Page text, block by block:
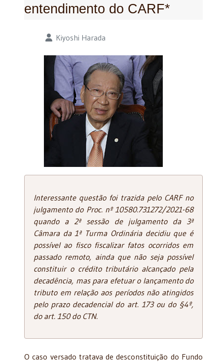
entendimento do CARF*
Detalhes Kiyoshi Harada
Interessante questão foi trazida pelo CARF no
julgamento do Proc. nº 10580.731272/2021-68
quando a 2ª sessão de julgamento da 3ª
Câmara da 1ª Turma Ordinária decidiu que é
possível ao fisco fiscalizar fatos ocorridos em
passado remoto, ainda que não seja possível
constituir o crédito tributário alcançado pela
decadência, mas para efetuar o lançamento do
tributo em relação aos períodos não atingidos
pelo prazo decadencial do art. 173 ou do §4º,
do art. 150 do CTN.
O caso versado tratava de desconstituição do Fundo